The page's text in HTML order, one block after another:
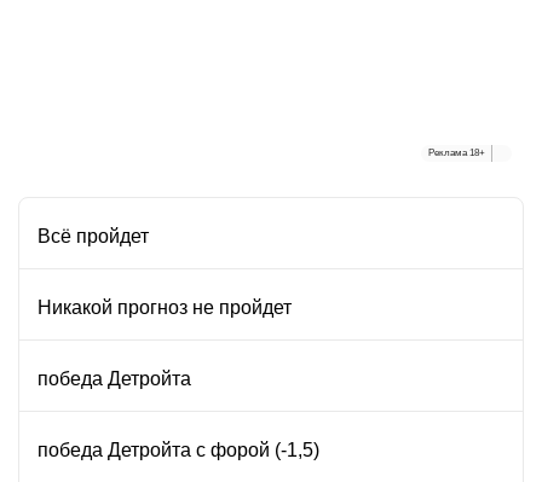
Реклама 18+
Всё пройдет
Никакой прогноз не пройдет
победа Детройта
победа Детройта с форой (-1,5)